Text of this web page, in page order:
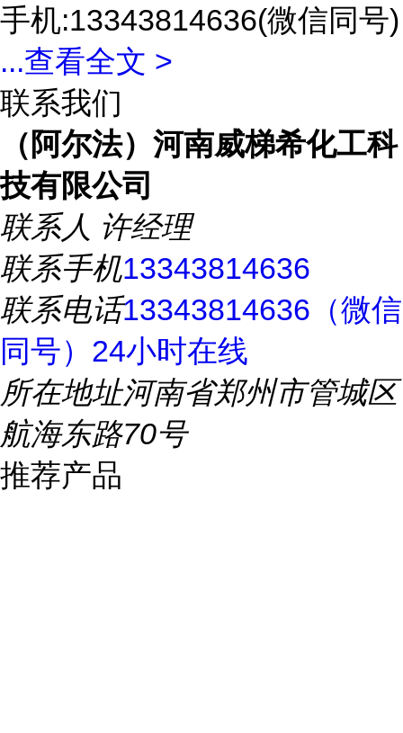
手机:13343814636(微信同号)
...查看全文 >
联系我们
（阿尔法）河南威梯希化工科
技有限公司
联系人 许经理
联系手机13343814636
联系电话13343814636（微信
同号）24小时在线
所在地址河南省郑州市管城区
航海东路70号
推荐产品